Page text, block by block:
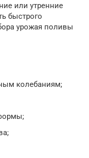
или утренние
быстрого
урожая поливы
колебаниям;